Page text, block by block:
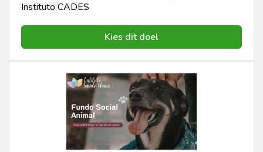
Instituto CADES
Kies dit doel